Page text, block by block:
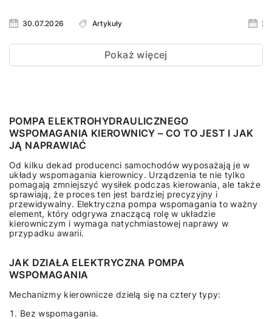
30.07.2026 Artykuły
Pokaż więcej
POMPA ELEKTROHYDRAULICZNEGO
WSPOMAGANIA KIEROWNICY – CO TO JEST I JAK
JĄ NAPRAWIAĆ
Od kilku dekad producenci samochodów wyposażają je w
układy wspomagania kierownicy. Urządzenia te nie tylko
pomagają zmniejszyć wysiłek podczas kierowania, ale także
sprawiają, że proces ten jest bardziej precyzyjny i
przewidywalny. Elektryczna pompa wspomagania to ważny
element, który odgrywa znaczącą rolę w układzie
kierowniczym i wymaga natychmiastowej naprawy w
przypadku awarii.
JAK DZIAŁA ELEKTRYCZNA POMPA
WSPOMAGANIA
Mechanizmy kierownicze dzielą się na cztery typy:
Bez wspomagania.